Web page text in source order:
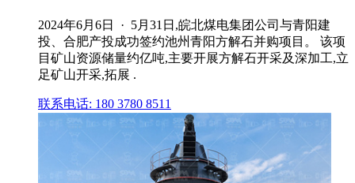
2024年6月6日 · 5月31日,皖北煤电集团公司与青阳建
投、合肥产投成功签约池州青阳方解石并购项目。 该项
目矿山资源储量约亿吨,主要开展方解石开采及深加工,立
足矿山开采,拓展 .
联系电话: 180 3780 8511